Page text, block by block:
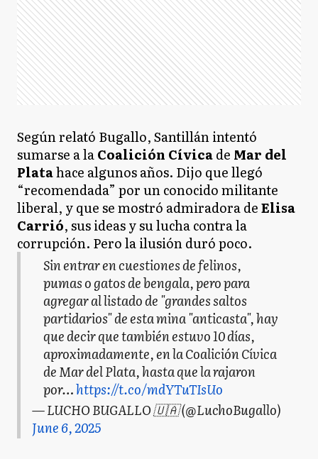
Según relató Bugallo, Santillán intentó
sumarse a laCoalición Cívicade Mar del
Platahace algunos años. Dijo que llegó
“recomendada” por un conocido militante
liberal, y que se mostró admiradora deElisa
Carrió, sus ideas y su lucha contra la
corrupción. Pero la ilusión duró poco.
Sin entrar en cuestiones de felinos,
pumas o gatos de bengala, pero para
agregar al listado de "grandes saltos
partidarios" de esta mina "anticasta", hay
que decir que también estuvo 10 días,
aproximadamente, en la Coalición Cívica
de Mar del Plata, hasta que la rajaron
por…https://t.co/mdYTuTIsUo
— LUCHO BUGALLO 🇺🇦 (@LuchoBugallo)
June 6, 2025